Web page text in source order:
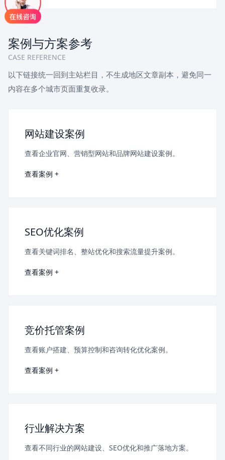
案例与方案参考
CASE REFERENCE
以下链接统一回到主站栏目，不生成地区文章副本，避免同一
内容在多个城市页面重复收录。
网站建设案例
查看企业官网、营销型网站和品牌网站建设案例。
查看案例 +
SEO优化案例
查看关键词排名、整站优化和搜索流量提升案例。
查看案例 +
竞价托管案例
查看账户搭建、预算控制和咨询转化优化案例。
查看案例 +
行业解决方案
查看不同行业的网站建设、SEO优化和推广落地方案。